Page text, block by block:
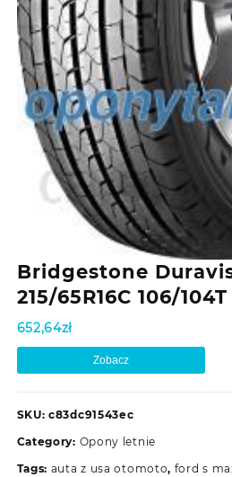
Bridgestone
215/65R16C 106/104T
652,64zł
Zobacz
SKU: c83dc91543ec
Category: Opony letnie
Tags: auta z usa otomoto, ford s